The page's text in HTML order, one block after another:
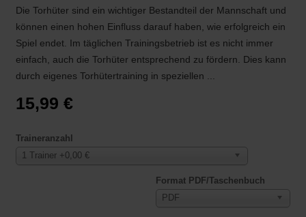
Die Torhüter sind ein wichtiger Bestandteil der Mannschaft und
können einen hohen Einfluss darauf haben, wie erfolgreich ein
Spiel endet. Im täglichen Trainingsbetrieb ist es nicht immer
einfach, auch die Torhüter entsprechend zu fördern. Dies kann
durch eigenes Torhütertraining in speziellen ...
15,99 €
Traineranzahl
1 Trainer +0,00 €
Format PDF/Taschenbuch
PDF